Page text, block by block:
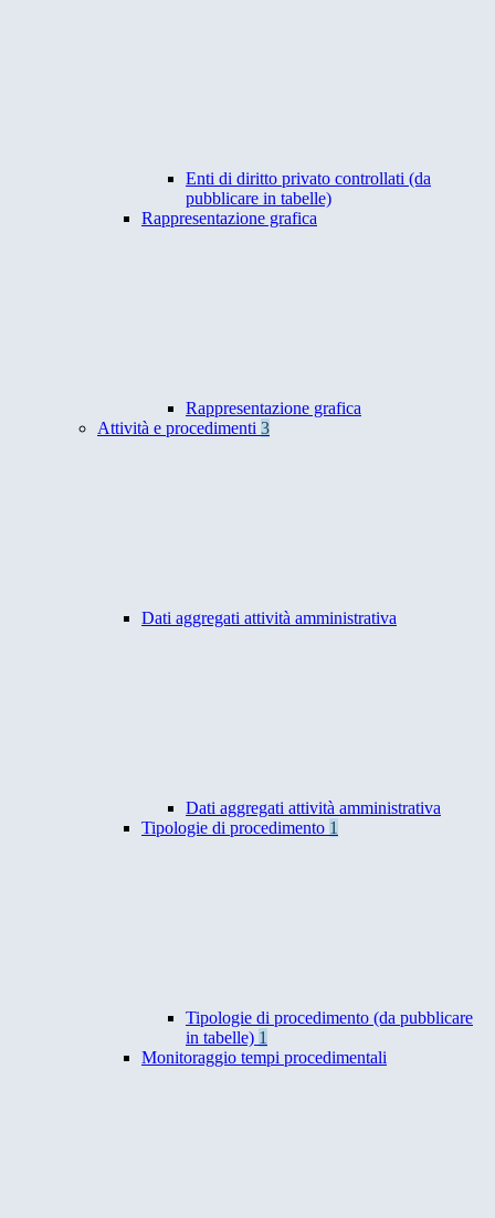
Enti di diritto privato controllati (da
pubblicare in tabelle)
Rappresentazione grafica
Rappresentazione grafica
Attività e procedimenti 3
Dati aggregati attività amministrativa
Dati aggregati attività amministrativa
Tipologie di procedimento 1
Tipologie di procedimento (da pubblicare
in tabelle) 1
Monitoraggio tempi procedimentali